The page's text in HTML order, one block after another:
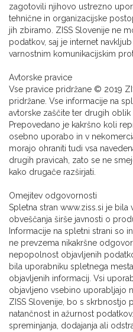
zagotovili njihovo ustrezno
tehnične in organizacijske
jih zbiramo. ZISS Slovenije ne
podatkov, saj je internet
varnostnim komunikacijskim
Avtorske pravice
Vse pravice pridržane © 2019
pridržane. Vse informacije na
avtorske zaščite ter drugih oblik
Prepovedano je kakršno koli
osebno uporabo in v
morajo ohraniti tudi vsa
drugih pravicah, zato se ne
kako drugače razširjati.
Omejitev odgovornosti
Spletna stran www.ziss.si je
obveščanja širše javnosti o
Informacije na spletni strani so
ne prevzema nikakršne
nepopolnost objavljenih
bila uporabniku spletnega
objavljenih informacij. Vsi
objavljeno vsebino uporabljajo
ZISS Slovenije, bo s skrbnostjo
natančnost in ažurnost
spreminjanja, dodajanja ali